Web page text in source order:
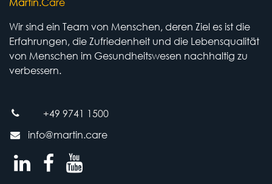
Wir sind ein Team von Menschen, deren Ziel es ist die
Erfahrungen, die Zufriedenheit und die Lebensqualität
von Menschen im Gesundheitswesen nachhaltig zu
verbessern.
+49 9741 1500
info@martin.care